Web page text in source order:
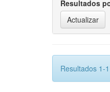
Resultados
Resultados 1-